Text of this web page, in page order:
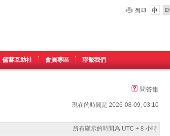
儲蓄互助社 會員專區 聯繫我們
問答集
現在的時間是 2026-08-09, 03:10
所有顯示的時間為 UTC + 8 小時